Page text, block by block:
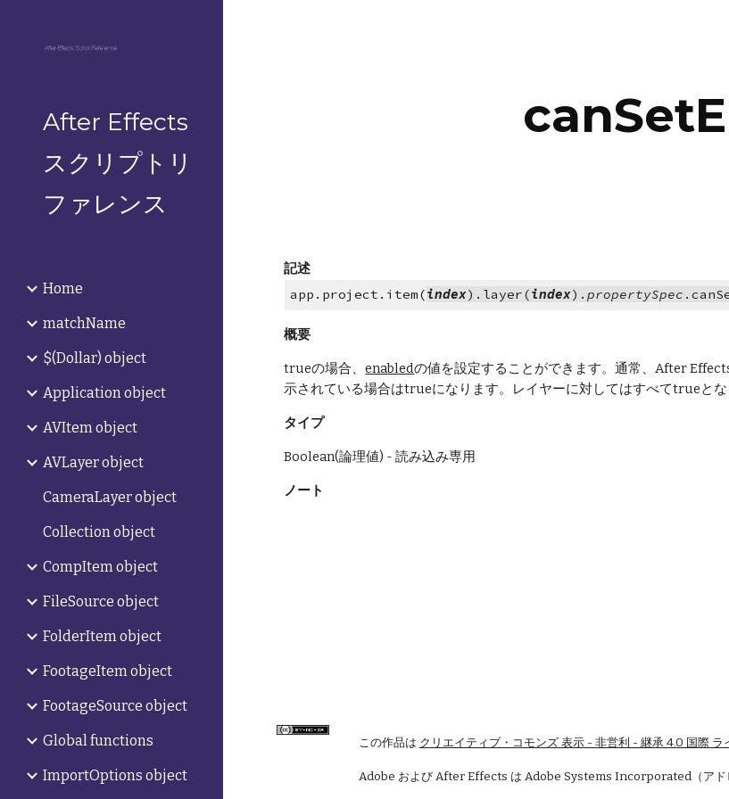
After Effects
スクリプトリ
ファレンス
Home
matchName
$(Dollar) object
Application object
AVItem object
AVLayer object
CameraLayer object
Collection object
CompItem object
FileSource object
FolderItem object
FootageItem object
FootageSource object
Global functions
ImportOptions object
記述
app.project.item(index).layer(index). propertySpec
概要
trueの場合、enabledの値を設定することができます。通常、After
示されている場合はtrueになります。レイヤーに対してはすべてtrueとな
タイプ
Boolean(論理値) - 読み込み専用
ノート
この作品は クリエイティブ・コモンズ 表示 - 非営利 - 継承 4.0 国際 ラ
Adobe および After Effects は Adobe Systems Incorporated（アド